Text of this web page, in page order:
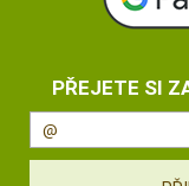
PŘEJETE SI